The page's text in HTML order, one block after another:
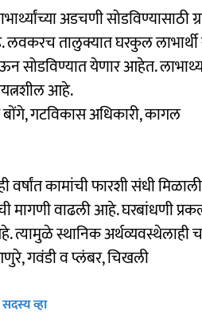
अडचणी
तालुक्यात घरकुल लाभार्थी
सोडविण्यात येणार आहेत.
आहे.
गटविकास अधिकारी, कागल
वर्षांत कामांची फारशी संधी
मागणी वाढली आहे. घरबांधणी
त्यामुळे स्थानिक अर्थव्यवस्थेलाही
गवंडी व प्लंबर, चिखली
सदस्य व्हा